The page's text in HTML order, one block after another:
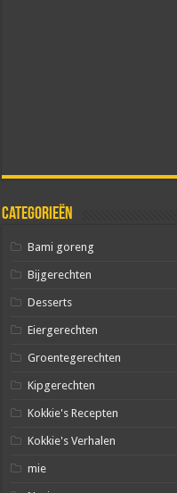
Categorieën
Bami goreng
Bijgerechten
Desserts
Eiergerechten
Groentegerechten
Kipgerechten
Kokkie's Recepten
Kokkie's Verhalen
mie